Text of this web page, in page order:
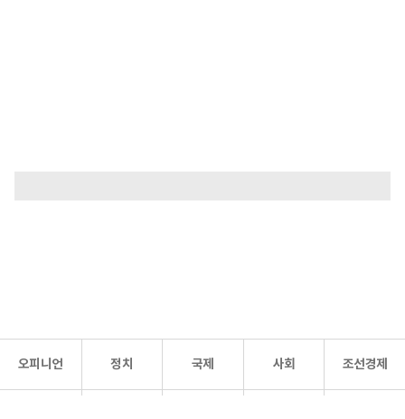
오피니언 정치 국제 사회 조선경제